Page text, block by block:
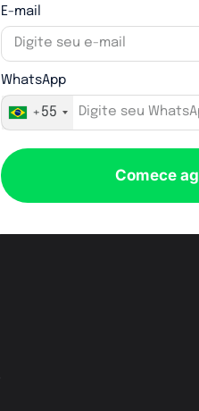
E-mail
WhatsApp
+55
Comece